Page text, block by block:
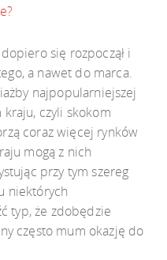
się rozpoczął i
a nawet do marca.
najpopularniejszej
czyli skokom
coraz więcej rynków
mogą z nich
przy tym szereg
niektórych
typ, że zdobędzie
często mum okazję do